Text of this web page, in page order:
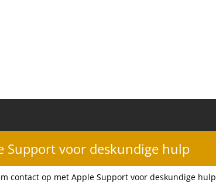
Support voor deskundige hulp
contact op met Apple Support voor deskundige hulp